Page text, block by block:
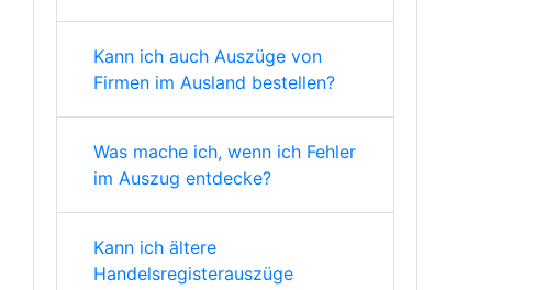
Kann ich auch Auszüge von
Firmen im Ausland bestellen?
Was mache ich, wenn ich Fehler
im Auszug entdecke?
Kann ich ältere
Handelsregisterauszüge